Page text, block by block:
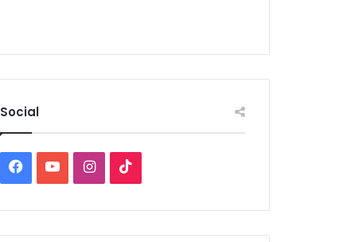
Social
Facebook
YouTubeInstagram